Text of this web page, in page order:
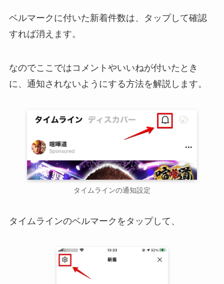
ベルマークに付いた新着件数は、タップして確認
すれば消えます。
なのでここではコメントやいいねが付いたとき
に、通知されないようにする方法を解説します。
タイムラインの通知設定
タイムラインのベルマークをタップして、